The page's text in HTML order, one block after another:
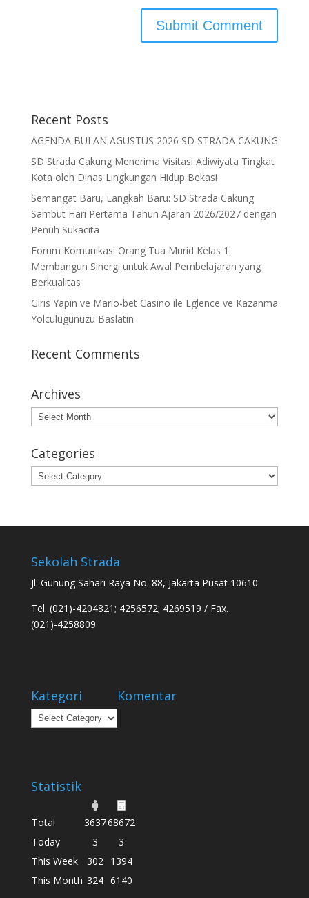
Recent Posts
AGENDA BULAN AGUSTUS 2026 SD STRADA CAKUNG
SD Strada Cakung Menerima Visitasi Adiwiyata Tingkat
Kota oleh Dinas Lingkungan Hidup Bekasi
Semangat Baru, Langkah Baru: SD Strada Cakung
Sambut Hari Pertama Tahun Ajaran 2026/2027 dengan
Penuh Sukacita
Forum Komunikasi Orang Tua Murid Kelas 1:
Membangun Sinergi untuk Awal Pembelajaran yang
Berkualitas
Giris Yapin ve Mario-bet Casino ile Eglence ve Kazanma
Yolculugunuzu Baslatin
Recent Comments
Archives
Archives
Categories
Categories
Sekolah Strada
Jl. Gunung Sahari Raya No. 88, Jakarta Pusat 10610
Tel. (021)-4204821; 4256572; 4269519 / Fax.
(021)-4258809
Kategori
Kategori
Komentar
Statistik
Total 363768672
Today
3
3
This Week
302 1394
This Month 324 6140